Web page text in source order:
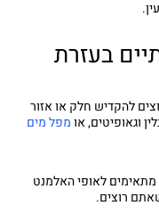
בעזרת
להקדיש חלק או אזור
וגאופיטים, אומפל מים
לאופי האלמנט
רוצים.